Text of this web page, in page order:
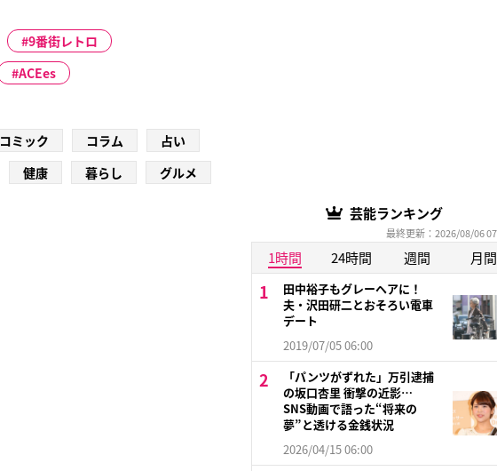
9番街レトロ
ACEes
コミック コラム
占い
健康 暮らし グルメ
芸能ランキング
最終更新：2026/08/06
1時間 24時間 週間 月間
田中裕子もグレーヘアに！
夫・沢田研二とおそろい電車
デート
2019/07/05 06:00
「パンツがずれた」万引逮捕
の坂口杏里 衝撃の近影…
SNS動画で語った“将来の
夢”と透ける金銭状況
2026/04/15 06:00